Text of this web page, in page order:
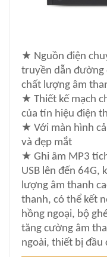
★ Nguồn điện
truyền dẫn đường
chất lượng âm
★ Thiết kế mạch
của tín hiệu điện
★ Với màn hình
và đẹp mắt
★ Ghi âm MP3
USB lên đến 64G,
lượng âm thanh
thanh, có thể kết
hồng ngoại, bộ
tăng cường âm
ngoài, thiết bị đầu